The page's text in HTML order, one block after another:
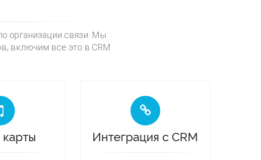
организации связи. Мы
включим все это в CRM
карты Интеграция с CRM